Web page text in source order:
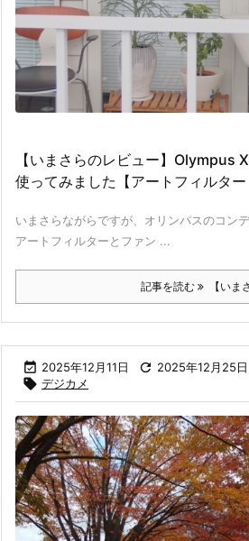
【いまさらのレビュー】Olympus
使ってみました【アートフィルター
いまさらながらですが、オリンパスのコン
アートフィルターとファン ...
記事を読む 【いま
 2025年12月11日  2025年12月25日
 デジカメ